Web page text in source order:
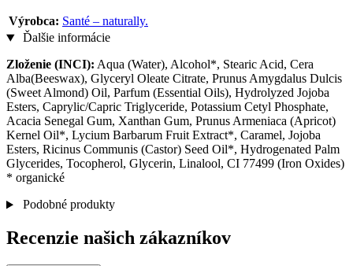
Výrobca: Santé – naturally.
Ďalšie informácie
Zloženie (INCI): Aqua (Water), Alcohol*, Stearic Acid, Cera
Alba(Beeswax), Glyceryl Oleate Citrate, Prunus Amygdalus Dulcis
(Sweet Almond) Oil, Parfum (Essential Oils), Hydrolyzed Jojoba
Esters, Caprylic/Capric Triglyceride, Potassium Cetyl Phosphate,
Acacia Senegal Gum, Xanthan Gum, Prunus Armeniaca (Apricot)
Kernel Oil*, Lycium Barbarum Fruit Extract*, Caramel, Jojoba
Esters, Ricinus Communis (Castor) Seed Oil*, Hydrogenated Palm
Glycerides, Tocopherol, Glycerin, Linalool, CI 77499 (Iron Oxides)
* organické
Podobné produkty
Recenzie našich zákazníkov